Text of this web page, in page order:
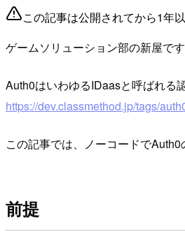
この記事は公開されてから1年
ゲームソリューション部の新屋で
Auth0はいわゆるIDaasと呼ばれる
https://dev.classmethod.jp/tags/
この記事では、ノーコードで
前提